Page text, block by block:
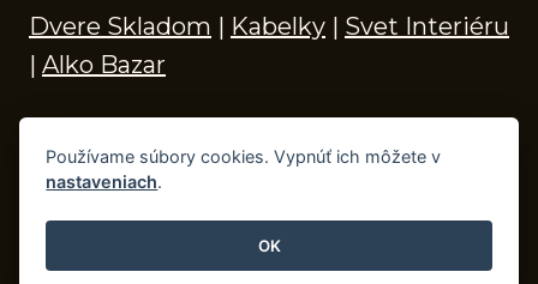
Dvere Skladom | Kabelky | Svet Interiéru
| Alko Bazar
© 2026 Kľučky na dvere, madlá, kovania,
doplnky do kúpeľne a príslušenstvo
Používame súbory cookies. Vypnúť ich môžete v
nastaveniach.
OK